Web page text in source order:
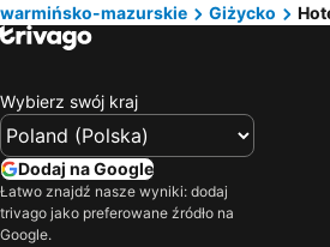
warmińsko-mazurskie
Giżycko
Wybierz swój kraj
Dodaj na Google
Łatwo znajdź nasze wyniki: dodaj
trivago jako preferowane źródło na
Google.